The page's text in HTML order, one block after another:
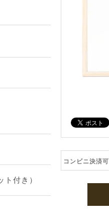
付き）
コンビニ決済可